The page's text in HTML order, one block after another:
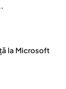
la Microsoft